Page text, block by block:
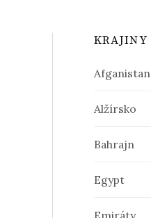
KRAJINY
Afganistan
Alžírsko
Bahrajn
Egypt
Emiráty